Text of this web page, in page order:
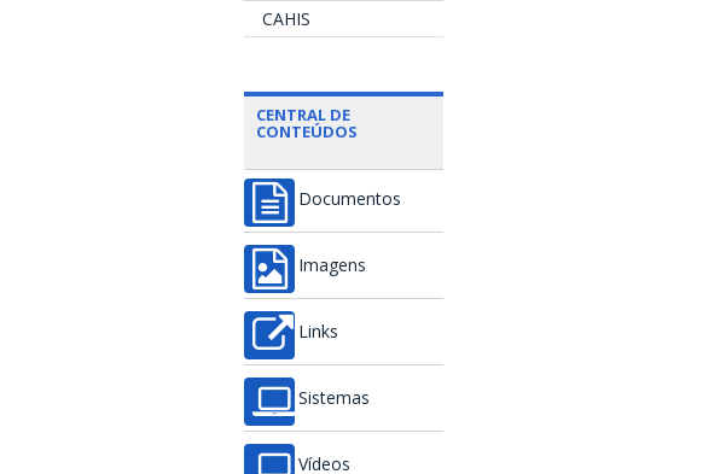
CAHIS
CENTRAL DE
CONTEÚDOS
Documentos
Imagens
Links
Sistemas
Vídeos